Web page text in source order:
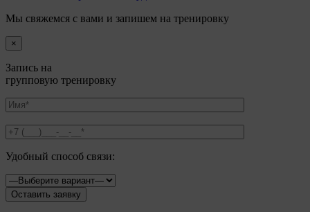
Мы свяжемся с вами и запишем на тренировку
×
Запись на
групповую тренировку
Удобный способ связи: